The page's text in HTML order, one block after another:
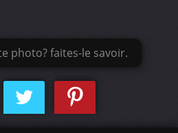
photo? faites-le savoir.